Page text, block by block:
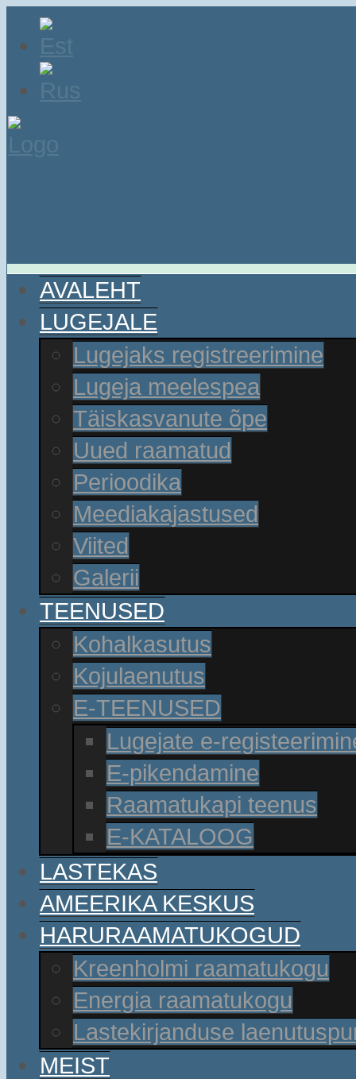
AVALEHT
LUGEJALE
Lugejaks registreerimine
Lugeja meelespea
Täiskasvanute õpe
Uued raamatud
Perioodika
Meediakajastused
Viited
Galerii
TEENUSED
Kohalkasutus
Kojulaenutus
E-TEENUSED
Lugejate e-
E-pikendamine
Raamatukapi teenus
E-KATALOOG
LASTEKAS
AMEERIKA KESKUS
HARURAAMATUKOGUD
Kreenholmi raamatukogu
Energia raamatukogu
Lastekirjanduse
MEIST